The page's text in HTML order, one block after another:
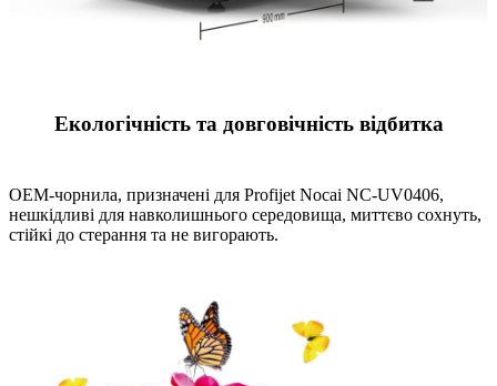
Екологічність та довговічність відбитка
OEM-чорнила, призначені для Profijet Nocai NC-UV0406,
нешкідливі для навколишнього середовища, миттєво сохнуть,
стійкі до стерання та не вигорають.